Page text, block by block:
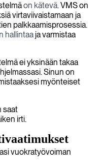
on kätevä. VMS on
virtaviivaistamaan ja
palkkaamisprosessia.
hallintaaja varmistaa
ei yksinään takaa
Sinun on
myönteiset
saat
irti.
vuokratyövoiman